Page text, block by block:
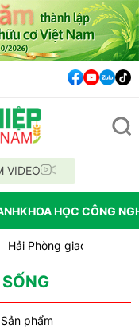
VIDEO
KHOA HỌC CÔNG
giao nhiệm vụ bứt phá
canh tác cần sa làm
Sản phẩm